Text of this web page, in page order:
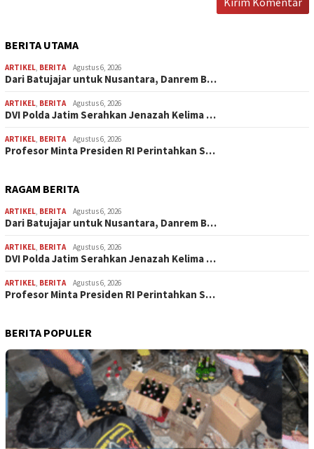
BERITA UTAMA
ARTIKEL BERITA Agustus 6, 2026
Dari Batujajar untuk Nusantara, Danrem B…
ARTIKEL BERITA Agustus 6, 2026
DVI Polda Jatim Serahkan Jenazah Kelima …
ARTIKEL BERITA Agustus 6, 2026
Profesor Minta Presiden RI Perintahkan S…
RAGAM BERITA
ARTIKEL BERITA Agustus 6, 2026
Dari Batujajar untuk Nusantara, Danrem B…
ARTIKEL BERITA Agustus 6, 2026
DVI Polda Jatim Serahkan Jenazah Kelima …
ARTIKEL BERITA Agustus 6, 2026
Profesor Minta Presiden RI Perintahkan S…
BERITA POPULER